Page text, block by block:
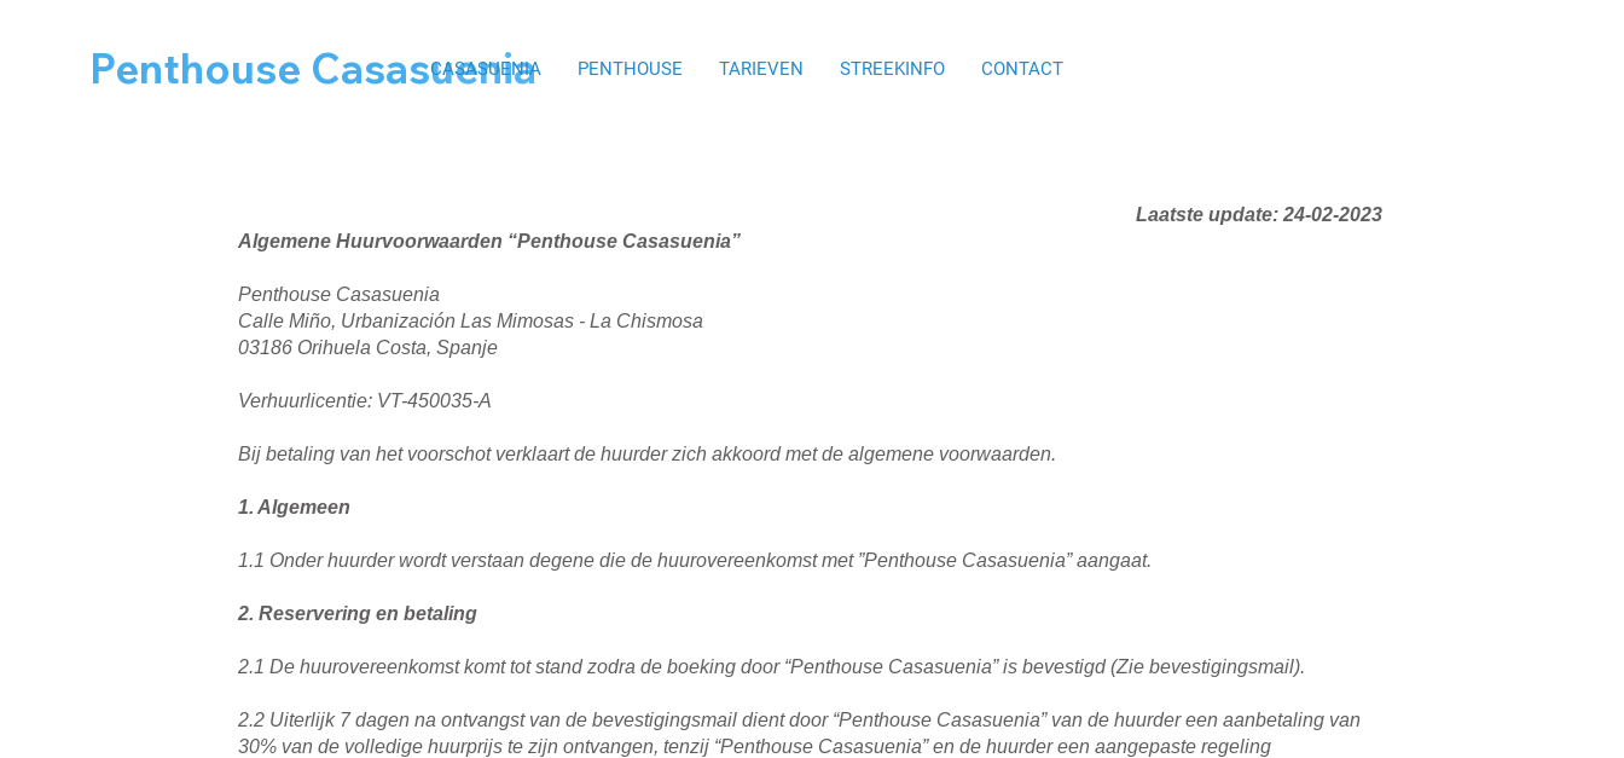
Penthouse Casasuenia
CASASUENIA PENTHOUSE TARIEVEN STREEKINFO CONTACT
Laatste update: 24-02-2023
Algemene Huurvoorwaarden “Penthouse Casasuenia”
Penthouse Casasuenia
Calle Miño, Urbanización Las Mimosas - La Chismosa
03186 Orihuela Costa, Spanje
Verhuurlicentie: VT-450035-A
Bij betaling van het voorschot verklaart de huurder zich akkoord met de algemene voorwaarden.
1. Algemeen
1.1 Onder huurder wordt verstaan degene die de huurovereenkomst met ”Penthouse Casasuenia” aangaat.
2. Reservering en betaling
2.1 De huurovereenkomst komt tot stand zodra de boeking door “Penthouse Casasuenia” is bevestigd (Zie bevestigingsmail).
2.2 Uiterlijk 7 dagen na ontvangst van de bevestigingsmail dient door “Penthouse Casasuenia” van de huurder een aanbetaling van
30% van de volledige huurprijs te zijn ontvangen, tenzij “Penthouse Casasuenia” en de huurder een aangepaste regeling